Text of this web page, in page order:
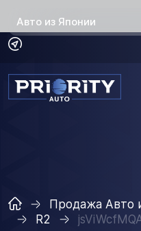
Авто из Японии
Продажа Авто
R2